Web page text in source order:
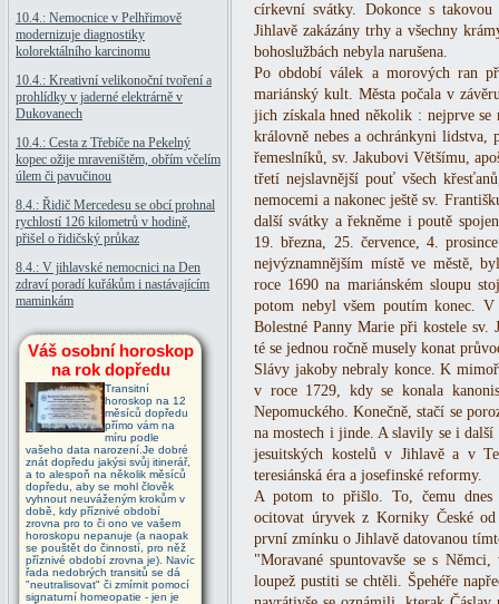
10.4.: Nemocnice v Pelhřimově
modernizuje diagnostiky
kolorektálního karcinomu
10.4.: Kreativní velikonoční tvoření a
prohlídky v jaderné elektrárně v
Dukovanech
10.4.: Cesta z Třebíče na Pekelný
kopec ožije mraveništěm, obřím včelím
úlem či pavučinou
8.4.: Řidič Mercedesu se obcí prohnal
rychlostí 126 kilometrů v hodině,
přišel o řidičský průkaz
8.4.: V jihlavské nemocnici na Den
zdraví poradí kuřákům i nastávajícím
maminkám
Váš osobní horoskop
na rok dopředu
Transitní
horoskop na 12
měsíců dopředu
přímo vám na
míru podle
vašeho data narození.Je dobré
znát dopředu jakýsi svůj itinerář,
a to alespoň na několik měsíců
dopředu, aby se mohl člověk
vyhnout neuváženým krokům v
době, kdy příznivé období
zrovna pro to či ono ve vašem
horoskopu nepanuje (a naopak
se pouštět do činností, pro něž
příznivé období zrovna je). Navíc
řada nedobrých transitů se dá
"neutralisovat" či zmírnit pomocí
signaturní homeopatie - jen je
církevní svátky. Dokonce s
Jihlavě zakázány trhy a všechny
bohoslužbách nebyla narušena.
Po období válek a morových ran
mariánský kult. Města počala v
jich získala hned několik : nejprve se
královně nebes a ochránkyni lidstva,
řemeslníků, sv. Jakubovi Většímu,
třetí nejslavnější pouť všech
nemocemi a nakonec ještě sv.
další svátky a řekněme i poutě
19. března, 25. července, 4.
nejvýznamnějším místě ve městě,
roce 1690 na mariánském sloupu
potom nebyl všem poutím konec.
Bolestné Panny Marie při kostele sv.
té se jednou ročně musely konat
Slávy jakoby nebraly konce. K
v roce 1729, kdy se konala
Nepomuckého. Konečně, stačí se
na mostech i jinde. A slavily se i další
jesuitských kostelů v Jihlavě a v
teresiánská éra a josefinské reformy.
A potom to přišlo. To, čemu dnes
ocitovat úryvek z Korniky České
první zmínku o Jihlavě datovanou
"Moravané spuntovavše se s
loupež pustiti se chtěli. Špehéře